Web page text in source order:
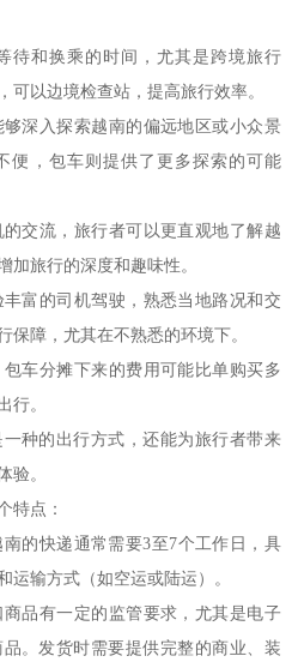
待和换乘的时间，尤其是跨境旅行
可以边境检查站，提高旅行效率。
深入探索越南的偏远地区或小众景
便，包车则提供了更多探索的可能
交流，旅行者可以更直观地了解越
加旅行的深度和趣味性。
富的司机驾驶，熟悉当地路况和交
保障，尤其在不熟悉的环境下。
车分摊下来的费用可能比单购买多
行。
种的出行方式，还能为旅行者带来
验。
特点：
的快递通常需要3至7个工作日，具
运输方式（如空运或陆运）。
品有一定的监管要求，尤其是电子
。发货时需要提供完整的商业、装